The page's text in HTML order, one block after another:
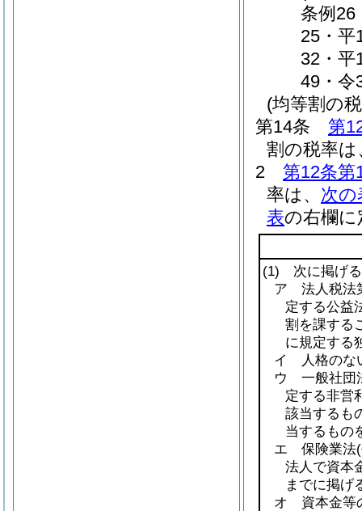
条例26
25・平
32・平
49・令
(均等割の
第14条
第
割の税率
2
第12条第
率は、 次の
表の右欄
(1) 次に掲げ
ア 法人税法
定する公益
割を課する
に規定する
イ 人格のな
ウ 一般社団
定する非営
該当するも
当するもの
エ 保険業法
法人で資本
までに掲げ
オ 資本金等